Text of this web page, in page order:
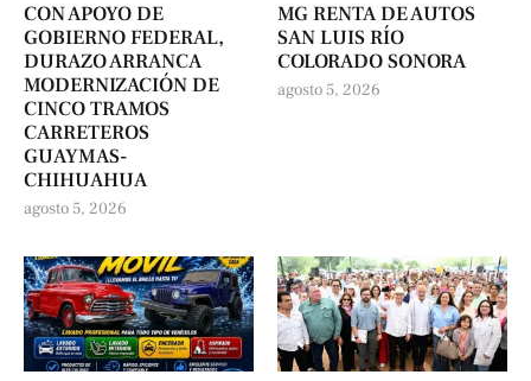
CON APOYO DE
GOBIERNO FEDERAL,
DURAZO ARRANCA
MODERNIZACIÓN DE
CINCO TRAMOS
CARRETEROS
GUAYMAS-
CHIHUAHUA
agosto 5, 2026
MG RENTA DE AUTOS
SAN LUIS RÍO
COLORADO SONORA
agosto 5, 2026